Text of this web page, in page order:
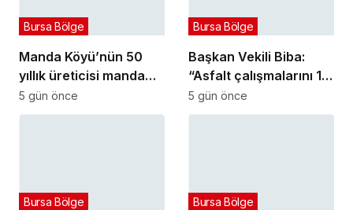
Manda Köyü’nün 50
yıllık üreticisi manda
sucuğu ve yoğurduyla
fark oluşturdu
Bursa Bölge
5 gün önce
Başkan Vekili Biba:
“Asfalt çalışmalarını 12
kat artırdık”
Bursa Bölge
5 gün önce
Bursa Bölge Bursa Bölge